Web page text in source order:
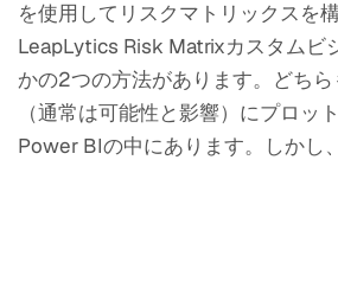
を使用してリスクマトリックスを
LeapLytics Risk Matrixカスタムビ
かの2つの方法があります。どち
（通常は可能性と影響）にプロッ
Power BIの中にあります。しかし